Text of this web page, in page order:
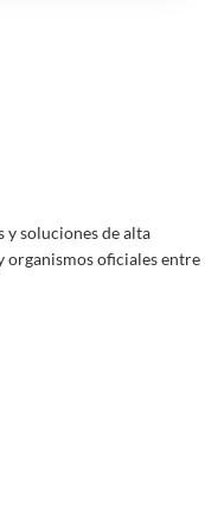
y soluciones de alta
organismos oficiales entre